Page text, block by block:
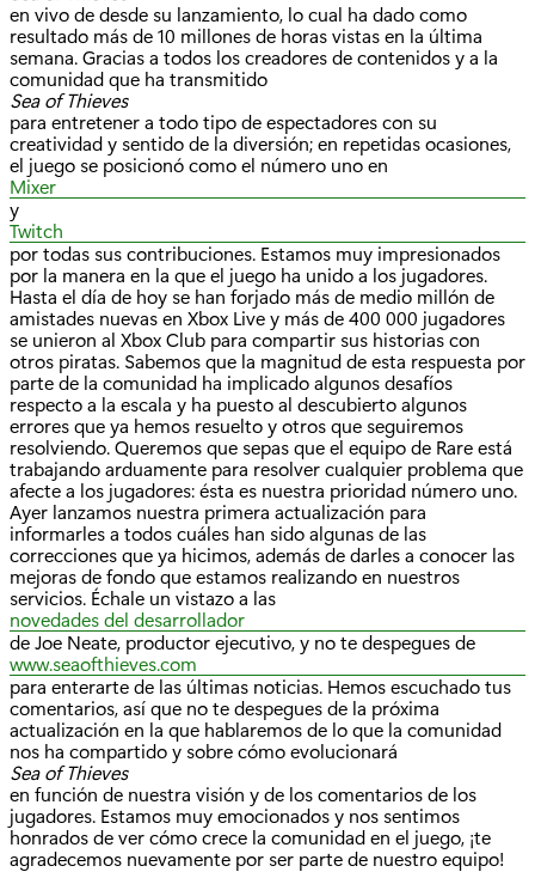
en vivo de desde su lanzamiento, lo cual ha dado como
resultado más de 10 millones de horas vistas en la última
semana. Gracias a todos los creadores de contenidos y a la
comunidad que ha transmitido
Sea of Thieves
para entretener a todo tipo de espectadores con su
creatividad y sentido de la diversión; en repetidas ocasiones,
el juego se posicionó como el número uno en
Mixer
y
Twitch
por todas sus contribuciones. Estamos muy impresionados
por la manera en la que el juego ha unido a los jugadores.
Hasta el día de hoy se han forjado más de medio millón de
amistades nuevas en Xbox Live y más de 400 000 jugadores
se unieron al Xbox Club para compartir sus historias con
otros piratas. Sabemos que la magnitud de esta respuesta por
parte de la comunidad ha implicado algunos desafíos
respecto a la escala y ha puesto al descubierto algunos
errores que ya hemos resuelto y otros que seguiremos
resolviendo. Queremos que sepas que el equipo de Rare está
trabajando arduamente para resolver cualquier problema que
afecte a los jugadores: ésta es nuestra prioridad número uno.
Ayer lanzamos nuestra primera actualización para
informarles a todos cuáles han sido algunas de las
correcciones que ya hicimos, además de darles a conocer las
mejoras de fondo que estamos realizando en nuestros
servicios. Échale un vistazo a las
novedades del desarrollador
de Joe Neate, productor ejecutivo, y no te despegues de
www.seaofthieves.com
para enterarte de las últimas noticias. Hemos escuchado tus
comentarios, así que no te despegues de la próxima
actualización en la que hablaremos de lo que la comunidad
nos ha compartido y sobre cómo evolucionará
Sea of Thieves
en función de nuestra visión y de los comentarios de los
jugadores. Estamos muy emocionados y nos sentimos
honrados de ver cómo crece la comunidad en el juego, ¡te
agradecemos nuevamente por ser parte de nuestro equipo!